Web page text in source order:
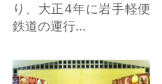
り、大正4年に岩手軽便
鉄道の運行…
北上市立 鬼の館 の詳